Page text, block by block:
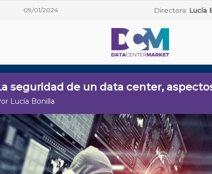
09/01/2024 Directora: Lucía
seguridad de un data center,
Lucía Bonilla